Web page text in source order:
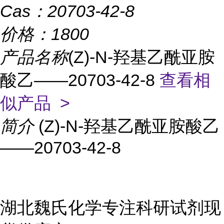
Cas： 20703-42-8
价格： 1800
产品名称(Z)-N-羟基乙酰亚胺
酸乙——20703-42-8 查看相
似产品 >
简介 (Z)-N-羟基乙酰亚胺酸乙
——20703-42-8
湖北魏氏化学专注科研试剂现